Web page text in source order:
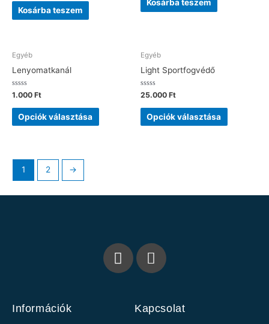
Kosárba teszem
Kosárba teszem
Egyéb
Lenyomatkanál
Értékelés:
0
/
1.000 Ft
Opciók választása
Egyéb
Light Sportfogvédő
Értékelés:
0
/
25.000 Ft
Opciók választása
1 2 →
F
a
E
n
l
Információk Kapcsolat